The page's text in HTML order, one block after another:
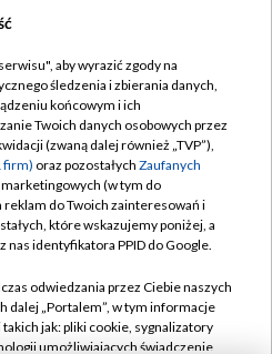
TVP
TVP
prywatności
zgody
Pomoc
Kontakt
aby wyrazić zgody na
śledzenia i zbierania danych,
końcowym i ich
Twoich danych osobowych przez
(zwaną dalej również „TVP”),
firm) oraz pozostałych Zaufanych
marketingowych (w tym do
do Twoich zainteresowań i
które wskazujemy poniżej, a
nas identyfikatora PPID do Google.
odwiedzania przez Ciebie naszych
dalej „Portalem”, w tym informacje
jak: pliki cookie, sygnalizatory
umożliwiających świadczenie